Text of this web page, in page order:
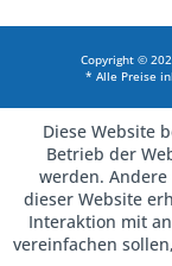
Copyright ©
* Alle Preise
Diese Website
Betrieb der
werden.
dieser Website
Interaktion mit
vereinfachen